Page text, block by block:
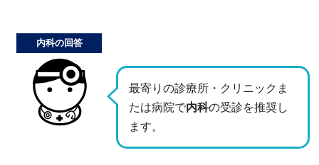
最寄りの診療所・クリニックま
たは病院で内科の受診を推奨し
ます。
内科の回答